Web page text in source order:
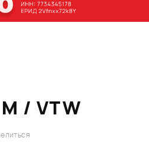
/ VTW